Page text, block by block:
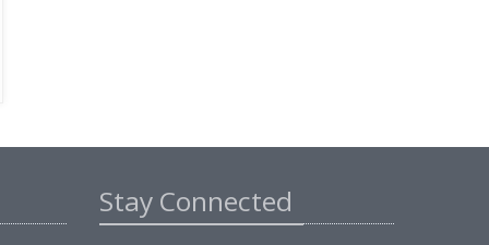
Stay Connected